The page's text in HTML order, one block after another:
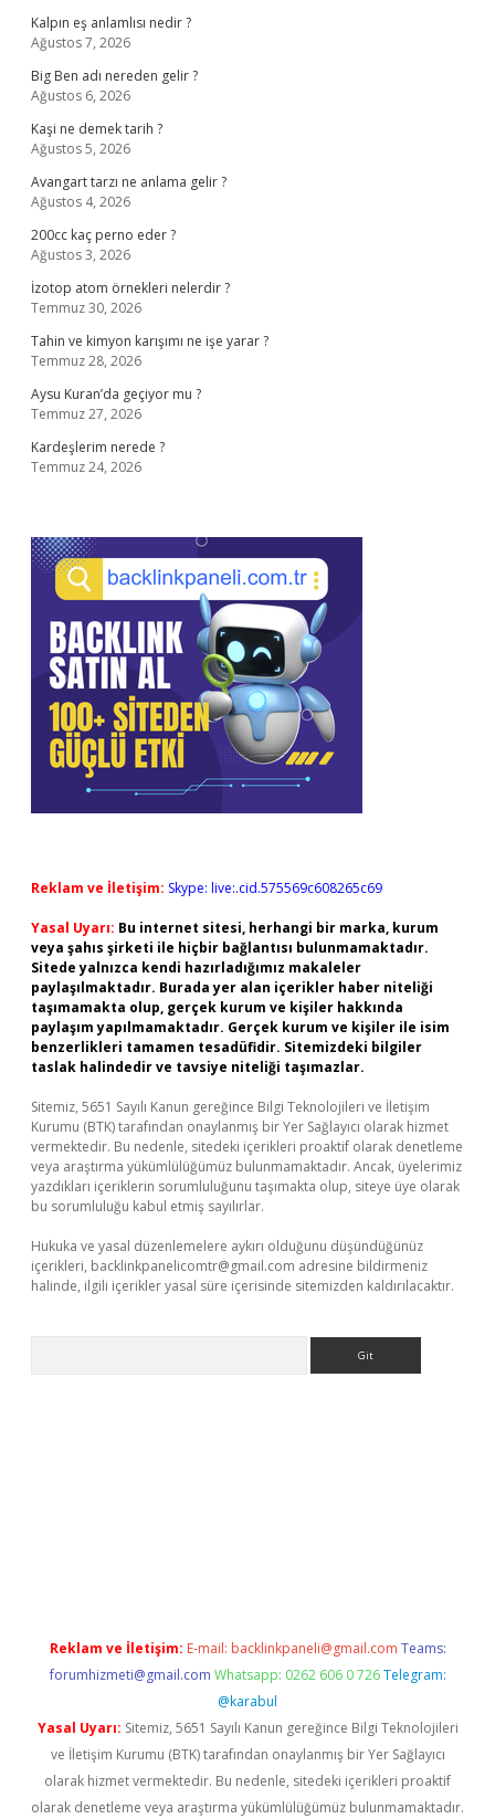
Kalpın eş anlamlısı nedir ?
Ağustos 7, 2026
Big Ben adı nereden gelir ?
Ağustos 6, 2026
Kaşi ne demek tarih ?
Ağustos 5, 2026
Avangart tarzı ne anlama gelir ?
Ağustos 4, 2026
200cc kaç perno eder ?
Ağustos 3, 2026
İzotop atom örnekleri nelerdir ?
Temmuz 30, 2026
Tahin ve kimyon karışımı ne işe yarar ?
Temmuz 28, 2026
Aysu Kuran’da geçiyor mu ?
Temmuz 27, 2026
Kardeşlerim nerede ?
Temmuz 24, 2026
Reklam ve İletişim: Skype: live:.cid.575569c608265c69
Yasal Uyarı: Bu internet sitesi, herhangi bir marka, kurum
veya şahıs şirketi ile hiçbir bağlantısı bulunmamaktadır.
Sitede yalnızca kendi hazırladığımız makaleler
paylaşılmaktadır. Burada yer alan içerikler haber niteliği
taşımamakta olup, gerçek kurum ve kişiler hakkında
paylaşım yapılmamaktadır. Gerçek kurum ve kişiler ile isim
benzerlikleri tamamen tesadüfidir. Sitemizdeki bilgiler
taslak halindedir ve tavsiye niteliği taşımazlar.
Sitemiz, 5651 Sayılı Kanun gereğince Bilgi Teknolojileri ve İletişim
Kurumu (BTK) tarafından onaylanmış bir Yer Sağlayıcı olarak hizmet
vermektedir. Bu nedenle, sitedeki içerikleri proaktif olarak denetleme
veya araştırma yükümlülüğümüz bulunmamaktadır. Ancak, üyelerimiz
yazdıkları içeriklerin sorumluluğunu taşımakta olup, siteye üye olarak
bu sorumluluğu kabul etmiş sayılırlar.
Hukuka ve yasal düzenlemelere aykırı olduğunu düşündüğünüz
içerikleri, backlinkpanelicomtr@gmail.com adresine bildirmeniz
halinde, ilgili içerikler yasal süre içerisinde sitemizden kaldırılacaktır.
Reklam ve İletişim: E-mail: backlinkpaneli@gmail.com Teams:
forumhizmeti@gmail.com Whatsapp: 0262 606 0 726 Telegram:
@karabul
Yasal Uyarı: Sitemiz, 5651 Sayılı Kanun gereğince Bilgi Teknolojileri
ve İletişim Kurumu (BTK) tarafından onaylanmış bir Yer Sağlayıcı
olarak hizmet vermektedir. Bu nedenle, sitedeki içerikleri proaktif
olarak denetleme veya araştırma yükümlülüğümüz bulunmamaktadır.